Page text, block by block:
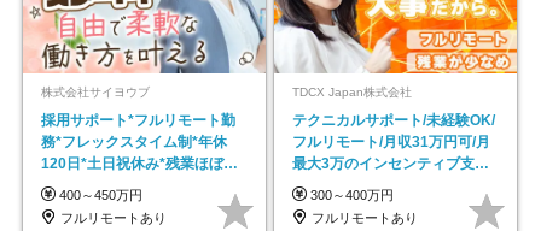
株式会社サイヨウブ
採用サポート*フルリモート勤
務*フレックスタイム制*年休
120日*土日祝休み*残業ほぼな
し*育児中社員8割以上
400～450万円
フルリモートあり
TDCX Japan株式会社
テクニカルサポート/未経験OK/
フルリモート/月収31万円可/月
最大3万のインセンティブ支給/
平均年齢33歳
300～400万円
フルリモートあり